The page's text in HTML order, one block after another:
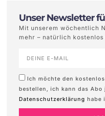
Unser Newsletter
Mit unserem wöchentlich
mehr – natürlich
Ich möchte den
bestellen, ich kann das
Datenschutzerklärung habe